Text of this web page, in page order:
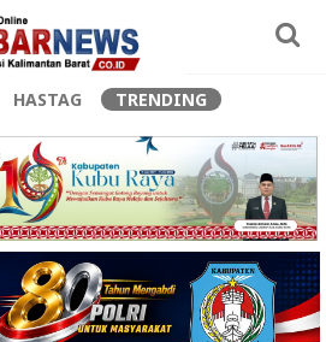
HASTAG TRENDING